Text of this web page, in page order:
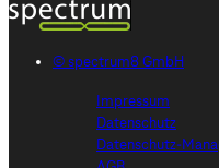
© spectrum8 GmbH
Impressum
Datenschutz
Datenschutz-